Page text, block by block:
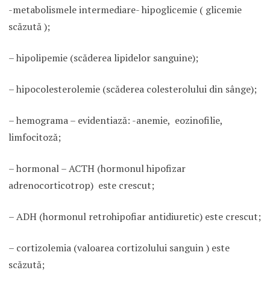
-metabolismele intermediare- hipoglicemie ( glicemie
scăzută );
– hipolipemie (scăderea lipidelor sanguine);
– hipocolesterolemie (scăderea colesterolului din sânge);
– hemograma – evidentiază: -anemie, eozinofilie,
limfocitoză;
– hormonal – ACTH (hormonul hipofizar
adrenocorticotrop) este crescut;
– ADH (hormonul retrohipofiar antidiuretic) este crescut;
– cortizolemia (valoarea cortizolului sanguin ) este
scăzută;